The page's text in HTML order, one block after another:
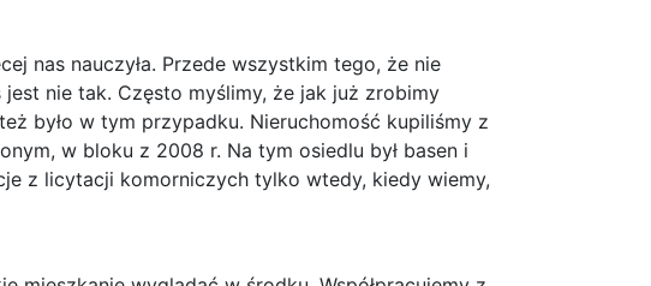
nas nauczyła. Przede wszystkim tego, że nie
nie tak. Często myślimy, że jak już zrobimy
było w tym przypadku. Nieruchomość kupiliśmy z
w bloku z 2008 r. Na tym osiedlu był basen i
z licytacji komorniczych tylko wtedy, kiedy wiemy,